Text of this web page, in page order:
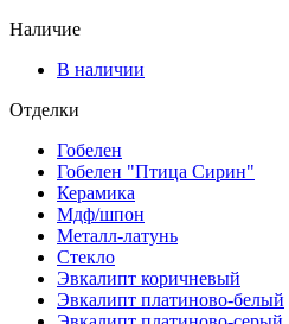
Наличие
В наличии
Отделки
Гобелен
Гобелен "Птица Сирин"
Керамика
Мдф/шпон
Металл-латунь
Стекло
Эвкалипт коричневый
Эвкалипт платиново-белый